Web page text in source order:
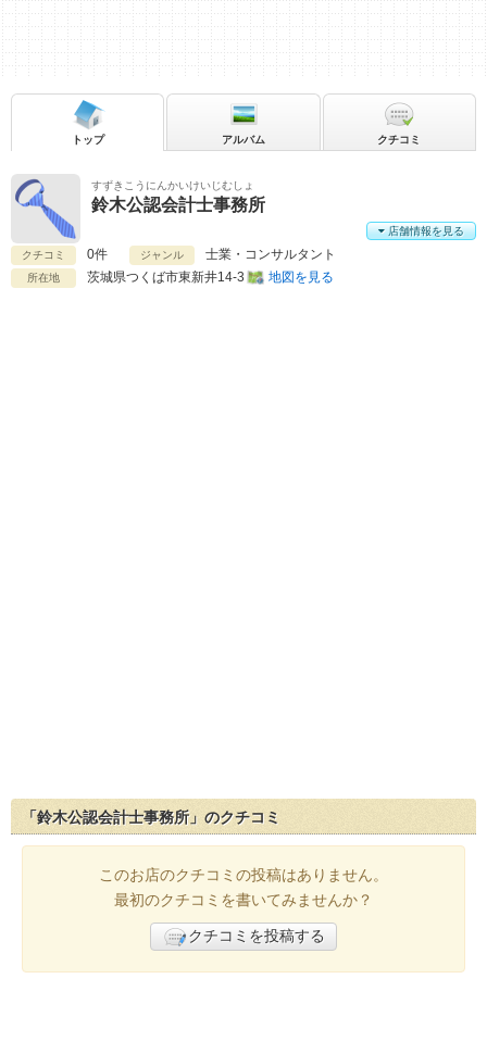
すずきこうにんかいけいじむしょ
鈴木公認会計士事務所
クチコミ 0件 ジャンル 士業・コンサルタント
所在地 茨城県つくば市東新井14-3 地図を見る
店舗情報を見る
トップ アルバム クチコミ
「鈴木公認会計士事務所」のクチコミ
このお店のクチコミの投稿はありません。
最初のクチコミを書いてみませんか？
クチコミを投稿する